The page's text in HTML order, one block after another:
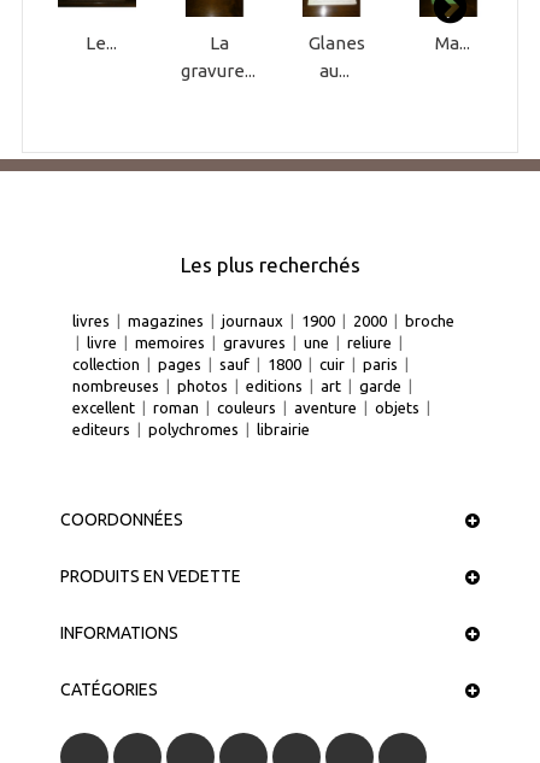
Le...
La
gravure...
Glanes
au...
Ma...
Les plus recherchés
livres | magazines | journaux | 1900 | 2000 | broche
| livre | memoires | gravures | une | reliure |
collection | pages | sauf | 1800 | cuir | paris |
nombreuses | photos | editions | art | garde |
excellent | roman | couleurs | aventure | objets |
editeurs | polychromes | librairie
COORDONNÉES
PRODUITS EN VEDETTE
INFORMATIONS
CATÉGORIES